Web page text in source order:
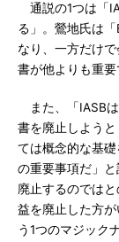
通説の1つは「
る」。鶯地氏は
なり、一方だけ
書が他よりも重要
また、「IASB
書を廃止しよう
ては概念的な基
の重要事項だ」
廃止するのでは
益を廃止した方
う1つのマジック